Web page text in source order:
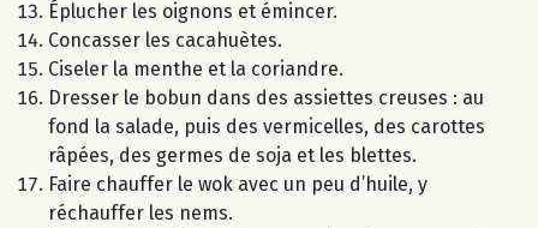
Éplucher les oignons et émincer.
Concasser les cacahuètes.
Ciseler la menthe et la coriandre.
Dresser le bobun dans des assiettes creuses : au
fond la salade, puis des vermicelles, des carottes
râpées, des germes de soja et les blettes.
Faire chauffer le wok avec un peu d’huile, y
réchauffer les nems.